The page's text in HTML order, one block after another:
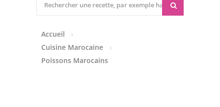
Entrées Froides
Tajines
Accueil
Cuisine Marocaine
Poissons Marocains